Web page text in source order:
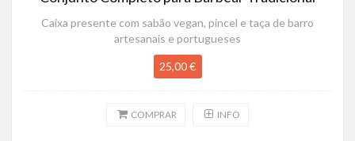
Caixa presente com sabão vegan, pincel e taça de barro
artesanais e portugueses
25,00 €
COMPRAR INFO